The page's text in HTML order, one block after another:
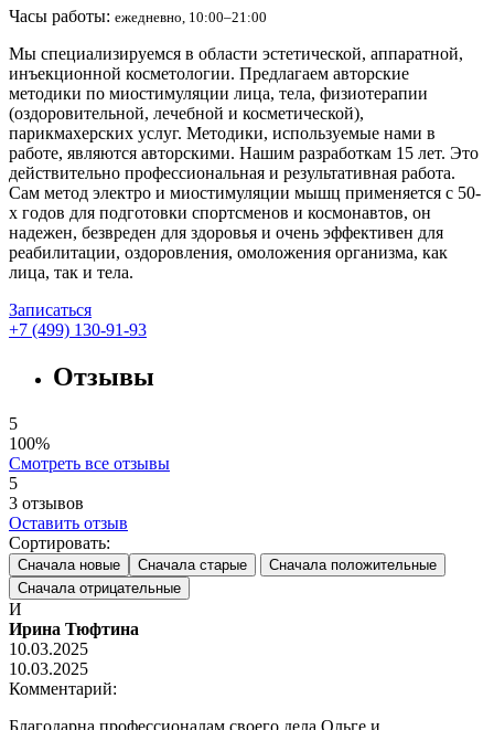
Часы работы: ежедневно, 10:00–21:00
Мы специализируемся в области эстетической, аппаратной,
инъекционной косметологии. Предлагаем авторские
методики по миостимуляции лица, тела, физиотерапии
(оздоровительной, лечебной и косметической),
парикмахерских услуг. Методики, используемые нами в
работе, являются авторскими. Нашим разработкам 15 лет. Это
действительно профессиональная и результативная работа.
Сам метод электро и миостимуляции мышц применяется с 50-
х годов для подготовки спортсменов и космонавтов, он
надежен, безвреден для здоровья и очень эффективен для
реабилитации, оздоровления, омоложения организма, как
лица, так и тела.
Записаться
+7 (499) 130-91-93
Отзывы
5
100%
Смотреть все отзывы
5
3 отзывов
Оставить отзыв
Сортировать:
Сначала новые Сначала старые
Сначала положительные
Сначала отрицательные
И
Ирина Тюфтина
10.03.2025
10.03.2025
Комментарий:
Благодарна профессионалам своего дела Ольге и